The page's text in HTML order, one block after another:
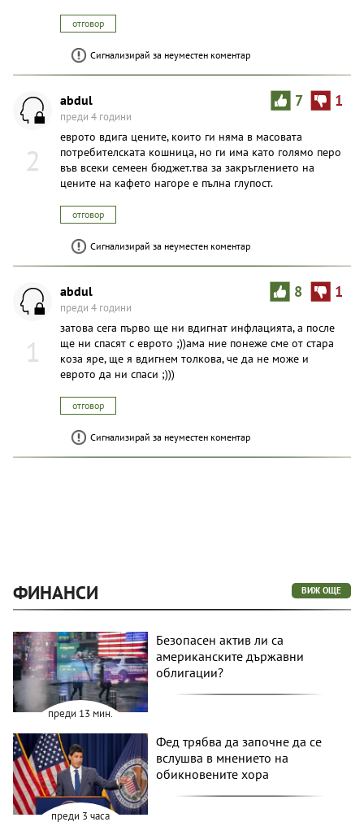
отговор
Сигнализирай за неуместен коментар
2
7 1
abdul
преди 4 години
еврото вдига цените, които ги няма в масовата
потребителската кошница, но ги има като голямо перо
във всеки семеен бюджет.тва за закръглението на
цените на кафето нагоре е пълна глупост.
отговор
Сигнализирай за неуместен коментар
1
8 1
abdul
преди 4 години
затова сега първо ще ни вдигнат инфлацията, а после
ще ни спасят с еврото ;))ама ние понеже сме от стара
коза яре, ще я вдигнем толкова, че да не може и
еврото да ни спаси ;)))
отговор
Сигнализирай за неуместен коментар
ФИНАНСИ ВИЖ ОЩЕ
преди 13 мин.
Безопасен актив ли са
американските държавни
облигации?
преди 3 часа
Фед трябва да започне да се
вслушва в мнението на
обикновените хора